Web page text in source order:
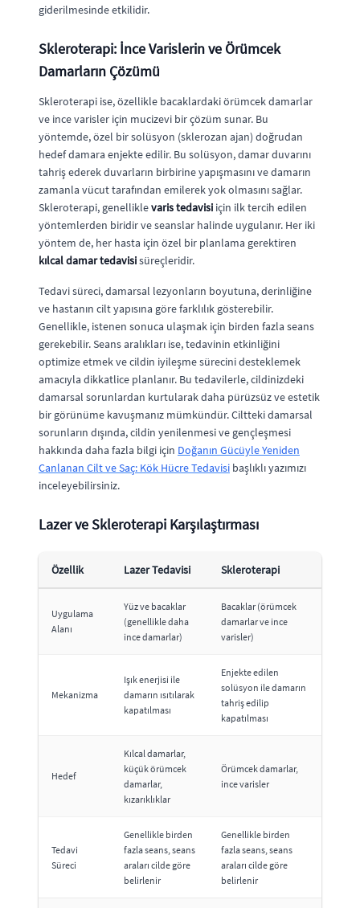
giderilmesinde etkilidir.
Skleroterapi: İnce Varislerin ve Örümcek
Damarların Çözümü
Skleroterapi ise, özellikle bacaklardaki örümcek damarlar
ve ince varisler için mucizevi bir çözüm sunar. Bu
yöntemde, özel bir solüsyon (sklerozan ajan) doğrudan
hedef damara enjekte edilir. Bu solüsyon, damar duvarını
tahriş ederek duvarların birbirine yapışmasını ve damarın
zamanla vücut tarafından emilerek yok olmasını sağlar.
Skleroterapi, genelliklevaris tedavisi için ilk tercih edilen
yöntemlerden biridir ve seanslar halinde uygulanır. Her iki
yöntem de, her hasta için özel bir planlama gerektiren
kılcal damar tedavisisüreçleridir.
Tedavi süreci, damarsal lezyonların boyutuna, derinliğine
ve hastanın cilt yapısına göre farklılık gösterebilir.
Genellikle, istenen sonuca ulaşmak için birden fazla seans
gerekebilir. Seans aralıkları ise, tedavinin etkinliğini
optimize etmek ve cildin iyileşme sürecini desteklemek
amacıyla dikkatlice planlanır. Bu tedavilerle, cildinizdeki
damarsal sorunlardan kurtularak daha pürüzsüz ve estetik
bir görünüme kavuşmanız mümkündür. Ciltteki damarsal
sorunların dışında, cildin yenilenmesi ve gençleşmesi
hakkında daha fazla bilgi için Doğanın Gücüyle Yeniden
Canlanan Cilt ve Saç: Kök Hücre Tedavisi başlıklı yazımızı
inceleyebilirsiniz.
Lazer ve Skleroterapi Karşılaştırması
Özellik Lazer Tedavisi Skleroterapi
Uygulama
Alanı
Yüz ve bacaklar
(genellikle daha
ince damarlar)
Bacaklar (örümcek
damarlar ve ince
varisler)
Mekanizma
Işık enerjisi ile
damarın ısıtılarak
kapatılması
Enjekte edilen
solüsyon ile damarın
tahriş edilip
kapatılması
Hedef
Kılcal damarlar,
küçük örümcek
damarlar,
kızarıklıklar
Örümcek damarlar,
ince varisler
Tedavi
Süreci
Genellikle birden
fazla seans, seans
araları cilde göre
belirlenir
Genellikle birden
fazla seans, seans
araları cilde göre
belirlenir